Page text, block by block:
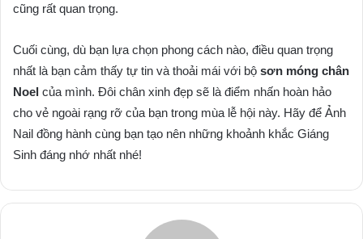
cũng rất quan trọng.
Cuối cùng, dù bạn lựa chọn phong cách nào, điều quan trọng
nhất là bạn cảm thấy tự tin và thoải mái với bộ sơn móng chân
Noel của mình. Đôi chân xinh đẹp sẽ là điểm nhấn hoàn hảo
cho vẻ ngoài rạng rỡ của bạn trong mùa lễ hội này. Hãy để Ảnh
Nail đồng hành cùng bạn tạo nên những khoảnh khắc Giáng
Sinh đáng nhớ nhất nhé!